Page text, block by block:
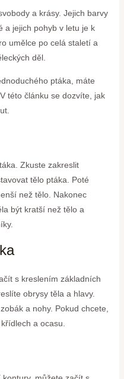
a krásy. Jejich barvy
a jejich pohyb v letu je k
umělce po celá staletí a
děl.
ptáka, máte
této článku se dozvíte, jak
Zkuste zakreslit
tělo ptáka. Poté
než tělo. Nakonec
být kratší než tělo a
s kreslením základních
obrysy těla a hlavy.
a nohy. Pokud chcete,
a ocasu.